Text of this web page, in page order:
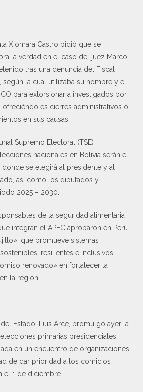
Xiomara Castro pidió que se
la verdad en el caso del juez Marco
tras una denuncia del Fiscal
según la cual utilizaba su nombre y el
para extorsionar a investigados por
cierres administrativos o,
en sus causas
Supremo Electoral (TSE)
nacionales en Bolivia serán el
se elegirá al presidente y al
así como los diputados y
2025 – 2030.
de la seguridad alimentaria
integran el APEC aprobaron en Perú
que promueve sistemas
resilientes e inclusivos,
renovado» en fortalecer la
la región.
Estado, Luis Arce, promulgó ayer la
primarias presidenciales,
en un encuentro de organizaciones
de dar prioridad a los comicios
el 1 de diciembre.